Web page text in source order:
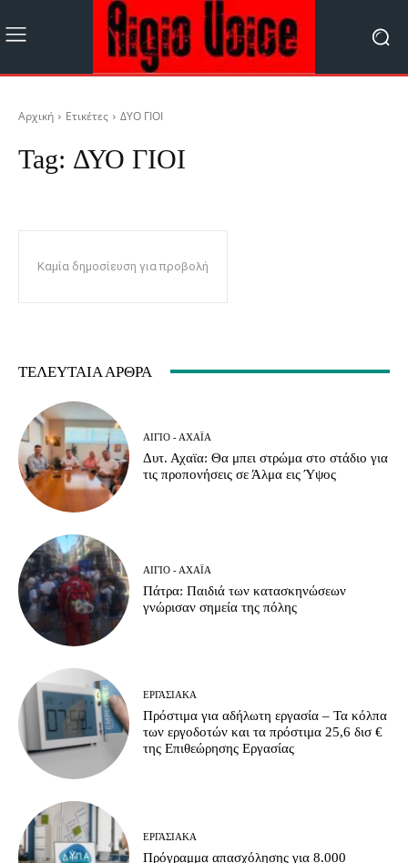
Αρχική Ετικέτες ΔΥΟ ΓΙΟΙ
Tag: ΔΥΟ ΓΙΟΙ
Καμία δημοσίευση για προβολή
ΤΕΛΕΥΤΑΊΑ ΆΡΘΡΑ
ΑΊΓΙΟ - ΑΧΑΪ́Α
Δυτ. Αχαϊα: Θα μπει στρώμα στο στάδιο για
τις προπονήσεις σε Άλμα εις Ύψος
ΑΊΓΙΟ - ΑΧΑΪ́Α
Πάτρα: Παιδιά των κατασκηνώσεων
γνώρισαν σημεία της πόλης
ΕΡΓΑΣΙΑΚΆ
Πρόστιμα για αδήλωτη εργασία – Τα κόλπα
των εργοδοτών και τα πρόστιμα 25,6 δισ €
της Επιθεώρησης Εργασίας
ΕΡΓΑΣΙΑΚΆ
Πρόγραμμα απασχόλησης για 8.000